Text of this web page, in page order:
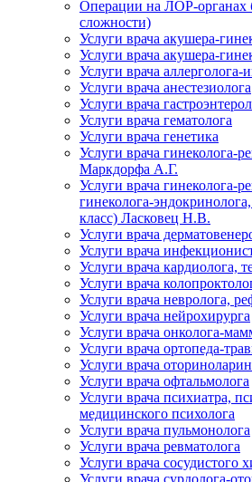
Операции на ЛОР-органах
сложности)
Услуги врача акушера-
Услуги врача акушера-
Услуги врача аллерголога-
Услуги врача анестезиолога
Услуги врача
Услуги врача гематолога
Услуги врача генетика
Услуги врача гинеколога-
Маркдорфа А.Г.
Услуги врача гинеколога-
гинеколога-
класс) Ласковец Н.В.
Услуги врача
Услуги врача
Услуги врача кардиолога,
Услуги врача
Услуги врача невролога,
Услуги врача нейрохирурга
Услуги врача онколога-
Услуги врача ортопеда-
Услуги врача
Услуги врача офтальмолога
Услуги врача психиатра,
медицинского психолога
Услуги врача пульмонолога
Услуги врача ревматолога
Услуги врача сосудистого
Услуги врача сурдолога-